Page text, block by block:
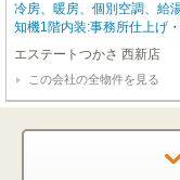
冷房、暖房、個別空調、給
知機1階内装:事務所仕上げ
エステートつかさ 西新店
この会社の全物件を見る